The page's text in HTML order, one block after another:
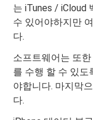
는 iTunes / iCloud
수 있어야하지만
다.
소프트웨어는 또
를 수행 할 수 있도
야합니다. 마지막
다.